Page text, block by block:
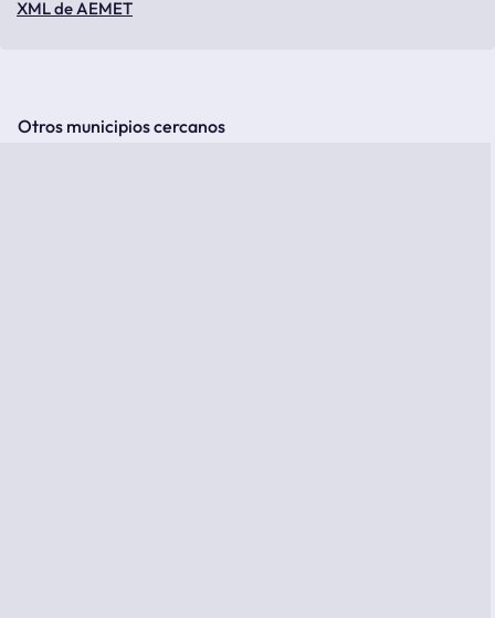
XML de AEMET
Otros municipios cercanos